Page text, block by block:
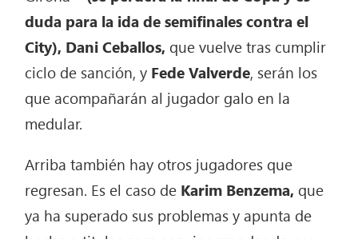
duda para la ida de semifinales contra el
City), Dani Ceballos, que vuelve tras cumplir
ciclo de sanción, y Fede Valverde, serán los
que acompañarán al jugador galo en la
medular.
Arriba también hay otros jugadores que
regresan. Es el caso de Karim Benzema, que
ya ha superado sus problemas y apunta de